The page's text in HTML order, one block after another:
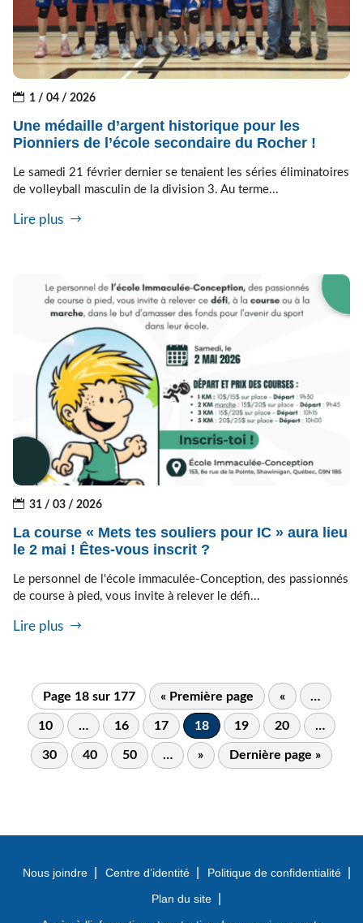
1 / 04 / 2026
Une médaille d’argent historique pour les
Pionniers de l’école secondaire du Rocher !
Le samedi 21 février dernier se tenaient les séries éliminatoires
de volleyball masculin de la division 3. Au terme...
Lire plus
31 / 03 / 2026
La course « Mets tes souliers pour IC » aura lieu
le 2 mai ! Êtes-vous inscrit ?
Le personnel de l'école immaculée-Conception, des passionnés
de course à pied, vous invite à relever le défi...
Lire plus
Page 18 sur 177 « Première page « …
10 … 16 17 18 19 20 …
30 40 50 … » Dernière page »
Nous joindre Centre d’identité
Politique de confidentialité
Plan du site